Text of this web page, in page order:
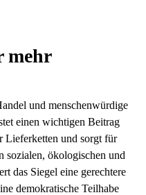
mehr
und menschenwürdige
einen wichtigen Beitrag
Lieferketten und sorgt für
sozialen, ökologischen und
das Siegel eine gerechtere
demokratische Teilhabe